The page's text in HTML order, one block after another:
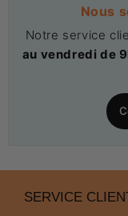
Nous
Notre service
au vendredi de
SERVICE